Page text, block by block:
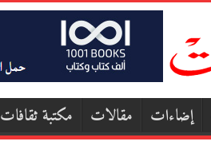
إضاءات مقالات مكتبة ثقافات